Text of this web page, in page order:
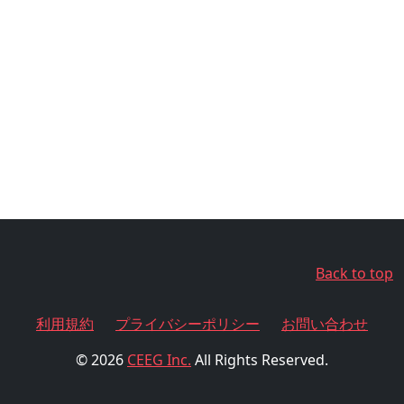
Back to top
利用規約 プライバシーポリシー
お問い合わせ
© 2026 CEEG Inc. All Rights Reserved.